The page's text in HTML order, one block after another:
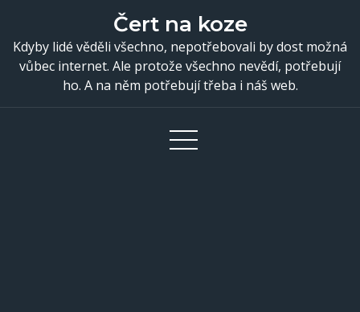
content
Čert na koze
Kdyby lidé věděli všechno, nepotřebovali by dost možná
vůbec internet. Ale protože všechno nevědí, potřebují
ho. A na něm potřebují třeba i náš web.